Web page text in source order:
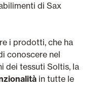
di Sax
i prodotti, che ha
conoscere nel
dei tessuti Soltis, la
in tutte le